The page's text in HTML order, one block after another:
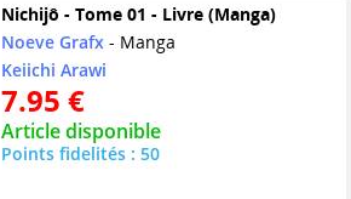
Nichijô - Tome 01 - Livre (Manga)
Noeve Grafx- Manga
Keiichi Arawi
7.95 €
Article disponible
Points fidelités : 50